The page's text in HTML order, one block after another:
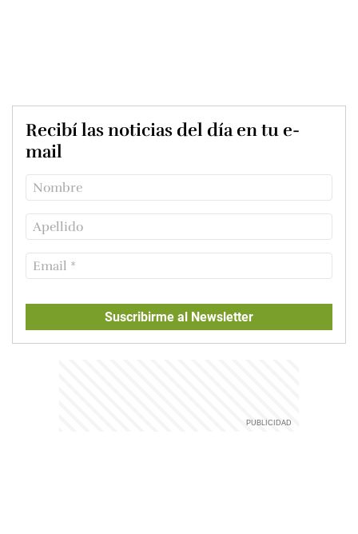
Recibí las noticias del día en tu e-
mail
Suscribirme al Newsletter